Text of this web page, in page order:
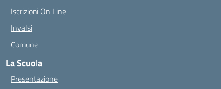
Iscrizioni On Line
Invalsi
Comune
La Scuola
Presentazione